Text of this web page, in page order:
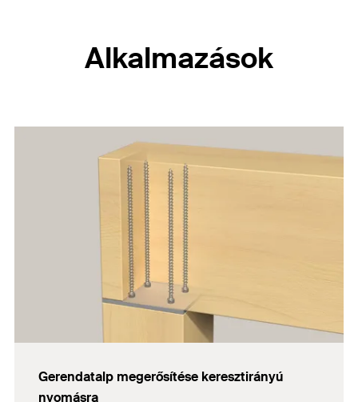
Alkalmazások
Gerendatalp megerősítése keresztirányú
nyomásra